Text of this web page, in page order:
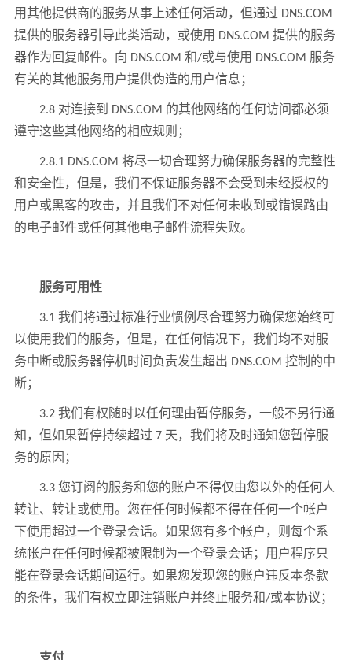
用其他提供商的服务从事上述任何活动，但通过 DNS.COM
提供的服务器引导此类活动，或使用 DNS.COM 提供的服务
器作为回复邮件。向 DNS.COM 和/或与使用 DNS.COM 服务
有关的其他服务用户提供伪造的用户信息；
2.8 对连接到 DNS.COM 的其他网络的任何访问都必须
遵守这些其他网络的相应规则；
2.8.1 DNS.COM 将尽一切合理努力确保服务器的完整性
和安全性，但是，我们不保证服务器不会受到未经授权的
用户或黑客的攻击，并且我们不对任何未收到或错误路由
的电子邮件或任何其他电子邮件流程失败。
服务可用性
3.1 我们将通过标准行业惯例尽合理努力确保您始终可
以使用我们的服务，但是，在任何情况下，我们均不对服
务中断或服务器停机时间负责发生超出 DNS.COM 控制的中
断；
3.2 我们有权随时以任何理由暂停服务，一般不另行通
知，但如果暂停持续超过 7 天，我们将及时通知您暂停服
务的原因；
3.3 您订阅的服务和您的账户不得仅由您以外的任何人
转让、转让或使用。您在任何时候都不得在任何一个帐户
下使用超过一个登录会话。如果您有多个帐户，则每个系
统帐户在任何时候都被限制为一个登录会话；用户程序只
能在登录会话期间运行。如果您发现您的账户违反本条款
的条件，我们有权立即注销账户并终止服务和/或本协议；